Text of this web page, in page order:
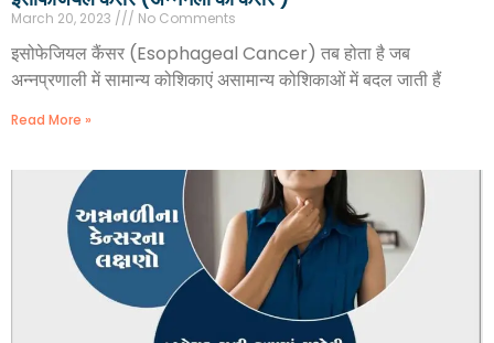
March 20, 2023 No Comments
इसोफेजियल कैंसर (Esophageal Cancer) तब होता है जब
अन्नप्रणाली में सामान्य कोशिकाएं असामान्य कोशिकाओं में बदल जाती हैं
Read More »